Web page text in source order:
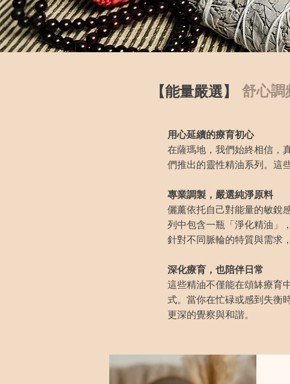
【能量嚴選】 舒心調
用心延續的療育初心
在薩瑪地，我們始終相信，
們推出的靈性精油系列。這
專業調製，嚴選純淨原料
儷薰依托自己對能量的敏銳
列中包含一瓶「淨化精油」
針對不同脈輪的特質與需求
深化療育，也陪伴日常
這些精油不僅能在頌缽療育
式。當你在忙碌或感到失衡
更深的覺察與和諧。